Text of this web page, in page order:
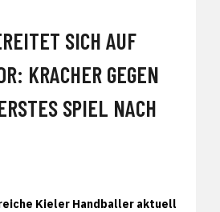
SICH AUF
KRACHER GEGEN
SPIEL NACH
Kieler Handballer aktuell